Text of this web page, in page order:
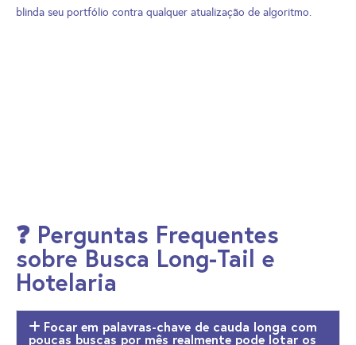
blinda seu portfólio contra qualquer atualização de algoritmo.
❓ Perguntas Frequentes
sobre Busca Long-Tail e
Hotelaria
Focar em palavras-chave de cauda longa com
poucas buscas por mês realmente pode lotar os